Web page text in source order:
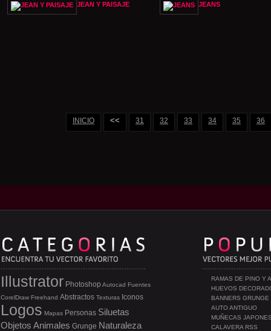
JEAN Y PAISAJE JEANS
INICIO << 31 32 33 34 35 36
RAMAS DE PINO Y
HUEVOS
BANNERS GRUNGE
AUTO ANTIGUO
MUÑECAS
CALAVERA RSS
Illustrator Photoshop Autocad Fuentes
CorelDraw Freehand Abstractos Texturas Iconos
Logos Mapas Personas Siluetas
Objetos Animales Grunge Naturaleza